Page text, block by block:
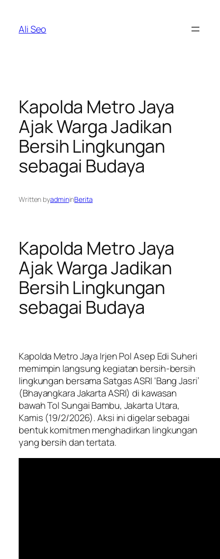
content
Ali Seo
Kapolda Metro Jaya
Ajak Warga Jadikan
Bersih Lingkungan
sebagai Budaya
Written byadmininBerita
Kapolda Metro Jaya
Ajak Warga Jadikan
Bersih Lingkungan
sebagai Budaya
Kapolda Metro Jaya Irjen Pol Asep Edi Suheri
memimpin langsung kegiatan bersih-bersih
lingkungan bersama Satgas ASRI ‘Bang Jasri’
(Bhayangkara Jakarta ASRI) di kawasan
bawah Tol Sungai Bambu, Jakarta Utara,
Kamis (19/2/2026). Aksi ini digelar sebagai
bentuk komitmen menghadirkan lingkungan
yang bersih dan tertata.